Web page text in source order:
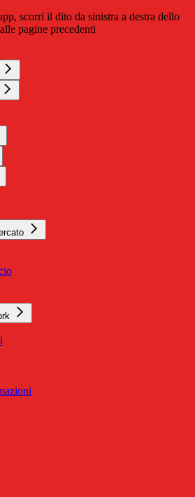
scorri il dito da sinistra a destra dello
pagine precedenti